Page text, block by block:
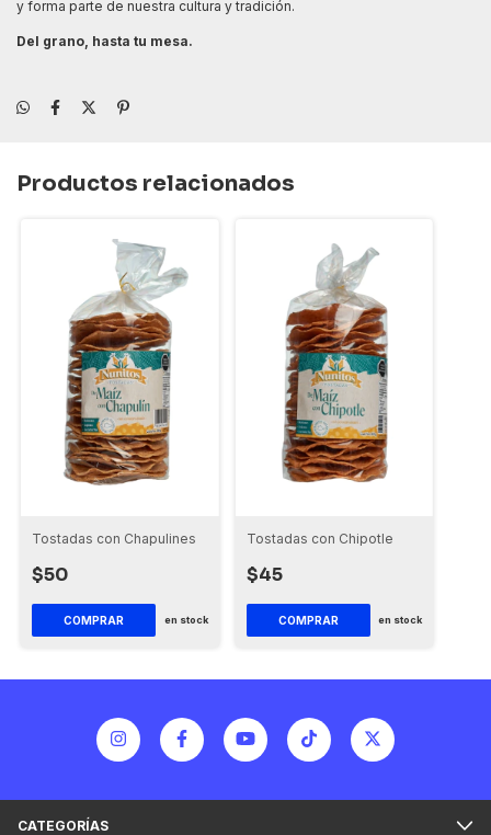
y forma parte de nuestra cultura y tradición.
Del grano, hasta tu mesa.
Productos relacionados
Tostadas con Chapulines
$50
en stock
Tostadas con Chipotle
$45
en stock
CATEGORÍAS